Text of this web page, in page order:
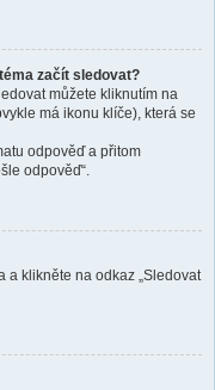
začít sledovat?
můžete kliknutím na
má ikonu klíče), která se
odpověď a přitom
odpověď“.
a klikněte na odkaz „Sledovat